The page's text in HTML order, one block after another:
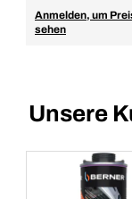
Anmelden, um
sehen
Unsere